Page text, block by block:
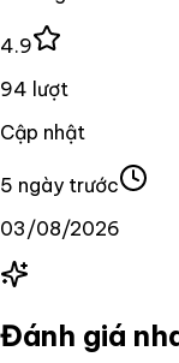
4.9
94 lượt
Cập nhật
5 ngày trước
03/08/2026
Đánh giá